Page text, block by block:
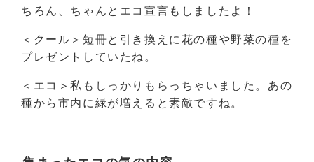
ちろん、ちゃんとエコ宣言もしましたよ！
＜クール＞短冊と引き換えに花の種や野菜の種を
プレゼントしていたね。
＜エコ＞私もしっかりもらっちゃいました。あの
種から市内に緑が増えると素敵ですね。